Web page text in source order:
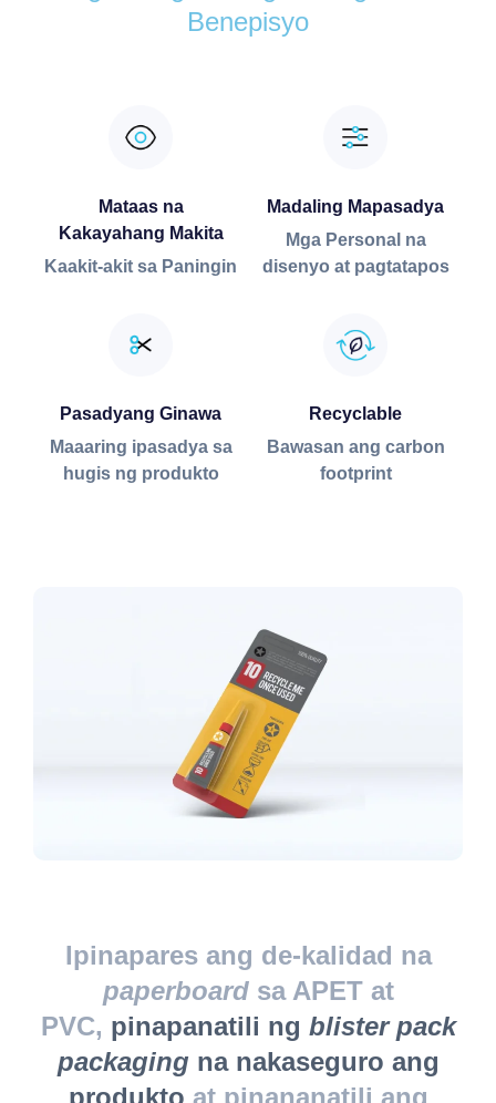
Benepisyo
Mataas na
Kakayahang Makita
Kaakit-akit sa Paningin
Madaling Mapasadya
Mga Personal na
disenyo at pagtatapos
Pasadyang Ginawa
Maaaring ipasadya sa
hugis ng produkto
Recyclable
Bawasan ang carbon
footprint
Ipinapares ang de-kalidad na
paperboardsa APET at
PVC, pinapanatili ng blister pack
packagingna nakaseguro ang